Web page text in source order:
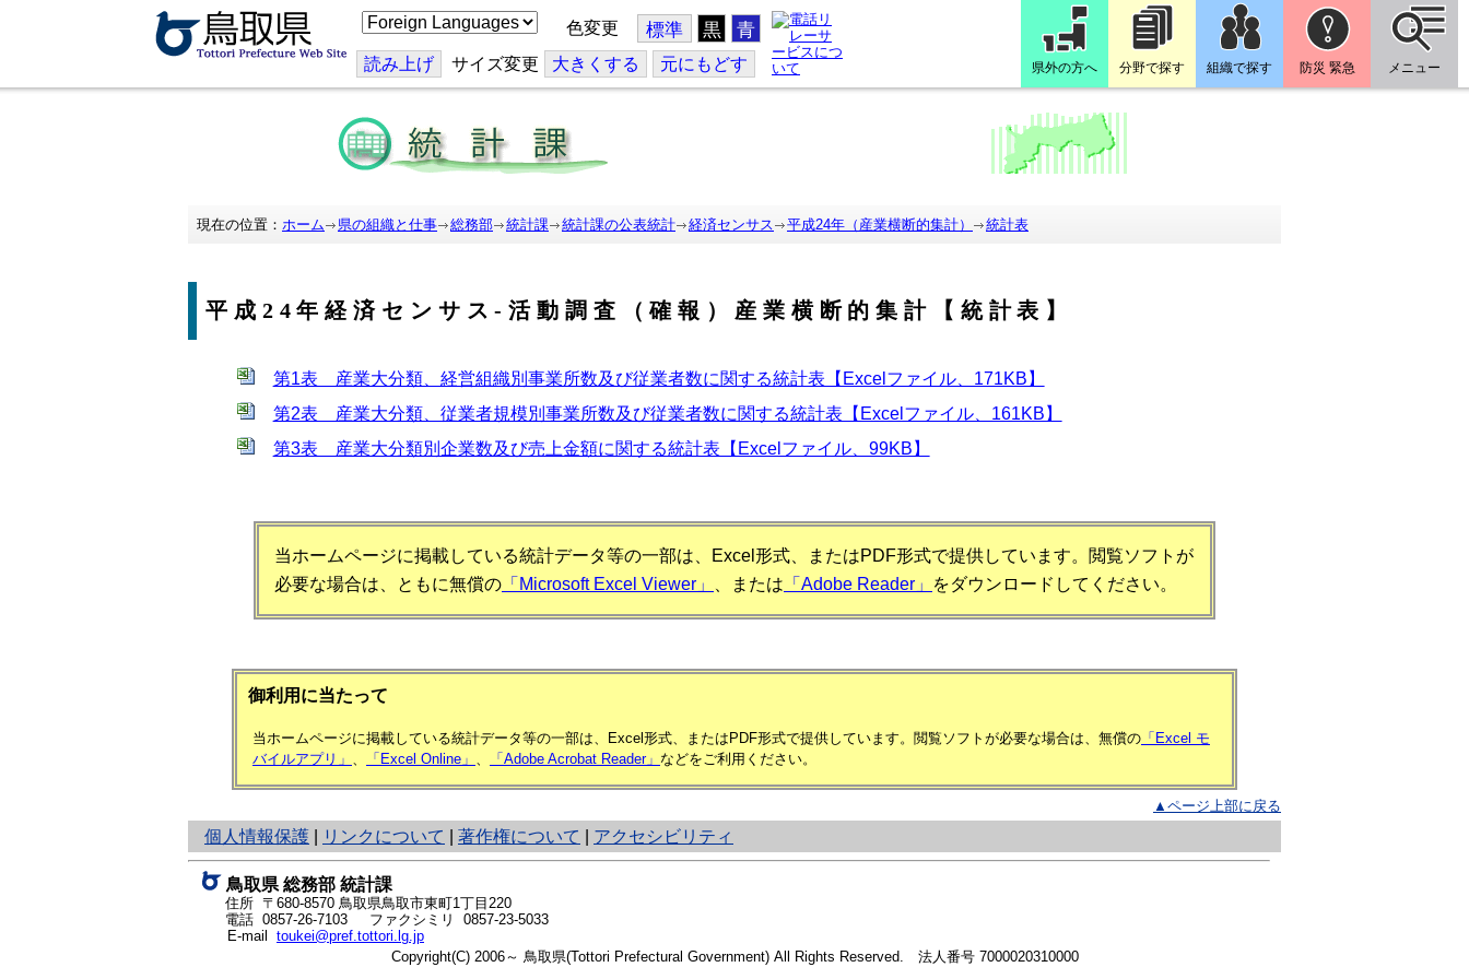
こ
の
ジ
を
訳
す
る
色変更 標準 黒 青
読み上げ サイズ変更 大きくする 元にもどす 県外の方へ 分野で探す 組織で探す 防災 緊急 メニュー
現在の位置： ホーム 県の組織と仕事 総務部 統計課 統計課の公表統計 経済センサス 平成24年（産業横断的集計） 統計表
平成24年経済センサス-活動調査（確報）産業横断的集計【統計表】
第1表 産業大分類、経営組織別事業所数及び従業者数に関する統計表【Excelファイル、171KB】
第2表 産業大分類、従業者規模別事業所数及び従業者数に関する統計表【Excelファイル、161KB】
第3表 産業大分類別企業数及び売上金額に関する統計表【Excelファイル、99KB】
当ホームページに掲載している統計データ等の一部は、Excel形式、またはPDF形式で提供しています。閲覧ソフトが
必要な場合は、ともに無償の 「Microsoft Excel Viewer」 、または 「Adobe Reader」 をダウンロードしてください。
御利用に当たって
当ホームページに掲載している統計データ等の一部は、Excel形式、またはPDF形式で提供しています。閲覧ソフトが必要な場合は、無償の 「Excel モ
バイルアプリ」 、 「Excel Online」 、 「Adobe Acrobat Reader」 などをご利用ください。
▲ページ上部に戻る
個人情報保護
と
り
ネ
ッ
ト
へ
リンクについて 著作権について アクセシビリティ
鳥取県 総務部 統計課
住所 〒680-8570 鳥取県鳥取市東町1丁目220
電話 0857-26-7103
ファクシミリ 0857-23-5033
E-mail toukei@pref.tottori.lg.jp
Copyright(C) 2006～ 鳥取県(Tottori Prefectural Government) All Rights Reserved. 法人番号 7000020310000